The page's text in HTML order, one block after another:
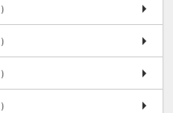
）
）
）
）